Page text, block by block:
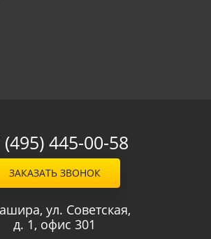
(495) 445-00-58
ЗАКАЗАТЬ ЗВОНОК
ул. Советская,
д. 1, офис 301